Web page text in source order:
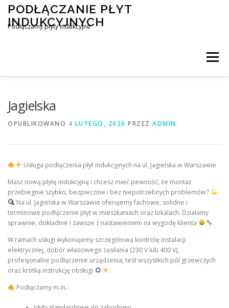
Przejdź
treści
PODŁĄCZANIE PŁYT
INDUKCYJNYCH
Podłączamy płyty indukcyjne
Menu
Jagielska
OPUBLIKOWANO 4 LUTEGO, 2026 PRZEZ ADMIN
Usługa podłączenia płyt indukcyjnych na ul. Jagielska w Warszawie
Masz nową płytę indukcyjną i chcesz mieć pewność, że montaż
przebiegnie szybko, bezpiecznie i bez niepotrzebnych problemów?
Na ul. Jagielska w Warszawie oferujemy fachowe, solidne i
terminowe podłączenie płyt w mieszkaniach oraz lokalach. Działamy
sprawnie, dokładnie i zawsze z nastawieniem na wygodę klienta
.
W ramach usługi wykonujemy szczegółową kontrolę instalacji
elektrycznej, dobór właściwego zasilania (230 V lub 400 V),
profesjonalne podłączenie urządzenia, test wszystkich pól grzewczych
oraz krótką instrukcję obsługi
.
Podłączamy m.in.: